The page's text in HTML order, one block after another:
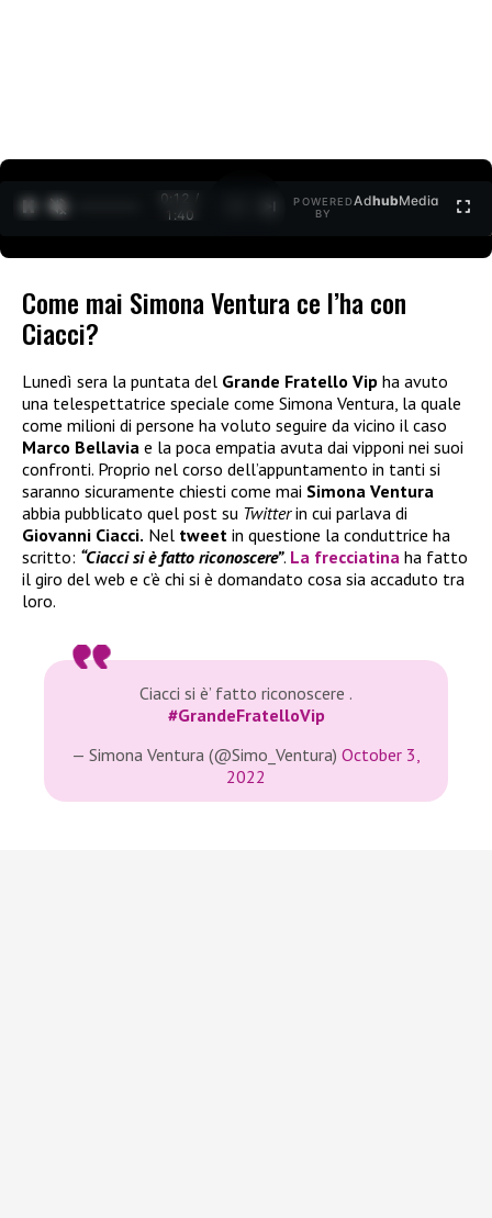
0:12 /
1:40
POWERED
BY
AdhubMedia
Come mai Simona Ventura ce l’ha con
Ciacci?
Lunedì sera la puntata del Grande Fratello Vip ha avuto
una telespettatrice speciale come Simona Ventura, la quale
come milioni di persone ha voluto seguire da vicino il caso
Marco Bellavia e la poca empatia avuta dai vipponi nei suoi
confronti. Proprio nel corso dell’appuntamento in tanti si
saranno sicuramente chiesti come mai Simona Ventura
abbia pubblicato quel post su Twitterin cui parlava di
Giovanni Ciacci. Nel tweet in questione la conduttrice ha
scritto: “Ciacci si è fatto riconoscere”. La frecciatina ha fatto
il giro del web e c’è chi si è domandato cosa sia accaduto tra
loro.
Ciacci si è’ fatto riconoscere .
#GrandeFratelloVip
— Simona Ventura (@Simo_Ventura) October 3,
2022